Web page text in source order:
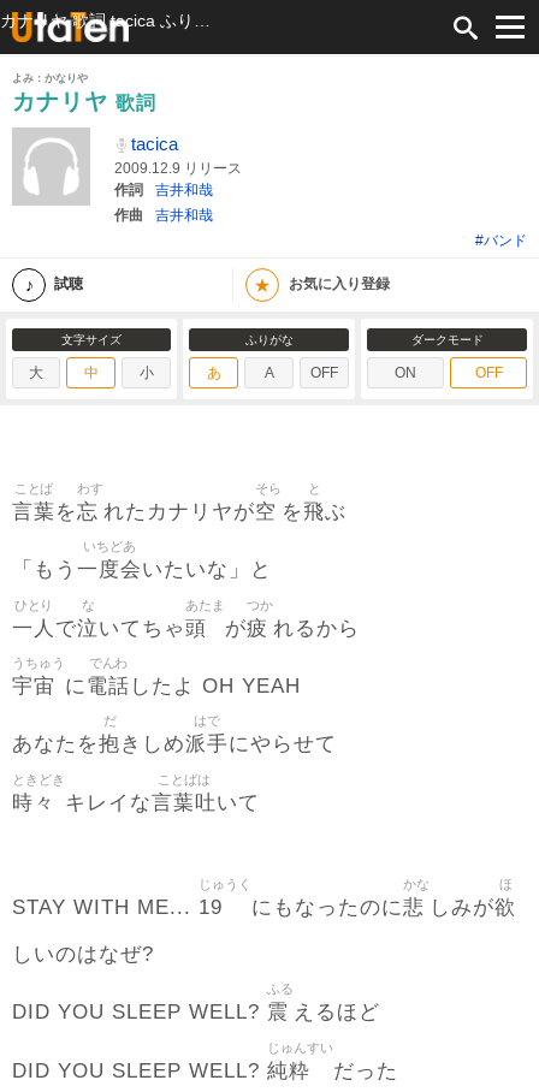
よみ：かなりや
カナリヤ 歌詞
tacica
2009.12.9 リリース
作詞
吉井和哉
作曲
吉井和哉
#バンド
試聴 ★ お気に入り登録
文字サイズ
大 中 小
ふりがな
あ A OFF
ダークモード
ON OFF
言葉
ことば
を忘
わす
れたカナリヤが空
そら
を飛
と
ぶ
「もう 一度会
いちどあ
いたいな」と
一人
ひとり
で泣
な
いてちゃ頭
あたま
が疲
つか
れるから
宇宙
うちゅう
に電話
でんわ
したよ OH YEAH
あなたを抱
だ
きしめ派手
はで
にやらせて
時々
ときどき
キレイな言葉吐
ことばは
いて
STAY WITH ME... 19
じゅうく
にもなったのに悲
かな
しみが欲
ほ
しいのはなぜ?
DID YOU SLEEP WELL? 震
ふる
えるほど
DID YOU SLEEP WELL? 純粋
じゅんすい
だった